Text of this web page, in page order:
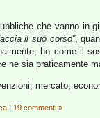
che vanno in
il suo corso”,
ho come il
ne sia praticamente
mercato,
| 19 commenti »